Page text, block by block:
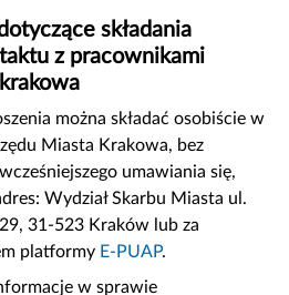
składania
z pracownikami
można składać osobiście w
Miasta Krakowa, bez
umawiania się,
Wydział Skarbu Miasta ul.
31-523 Kraków lub za
platformy E-PUAP.
w sprawie